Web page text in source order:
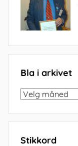
Bla i arkivet
Bla
arkivet
Stikkord